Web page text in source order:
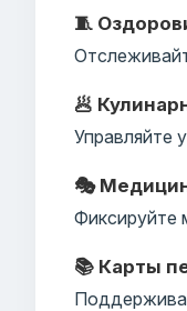
🧵
🥟
Управляйте
🎭
Фиксируйте
📚 Карты